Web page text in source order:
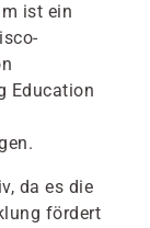
ist ein
Education
da es die
fördert